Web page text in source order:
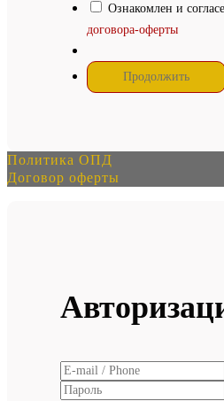
Ознакомлен и
договора-оферты
Политика ОПД
Договор оферты